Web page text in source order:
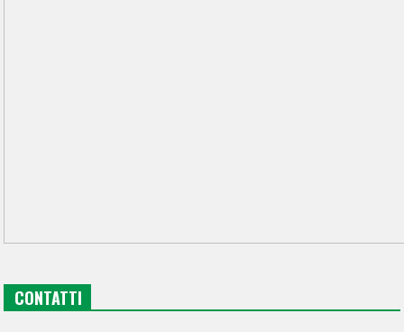
CONTATTI